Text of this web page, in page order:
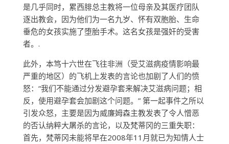
是几乎同时，累西腓总主教将一位母亲及其医疗团队
逐出教会，因为他们为一名九岁、怀有双胞胎、生命
垂危的女孩实施了堕胎手术。这名女孩是强奸的受害
者。.
此外，本笃十六世在飞往非洲（受艾滋病疫情影响最
严重的地区）的飞机上发表的言论也加剧了人们的愤
怒：“我们不能通过分发避孕套来解决艾滋病问题；相
反，使用避孕套会加剧这个问题。” 第一起事件之所以
引发众怒，主要是因为威廉姆森主教发表了令人憎恶
的否认纳粹大屠杀的言论，以及梵蒂冈的三重失职：
首先，梵蒂冈未能将早在2008年11月就已为知情人士